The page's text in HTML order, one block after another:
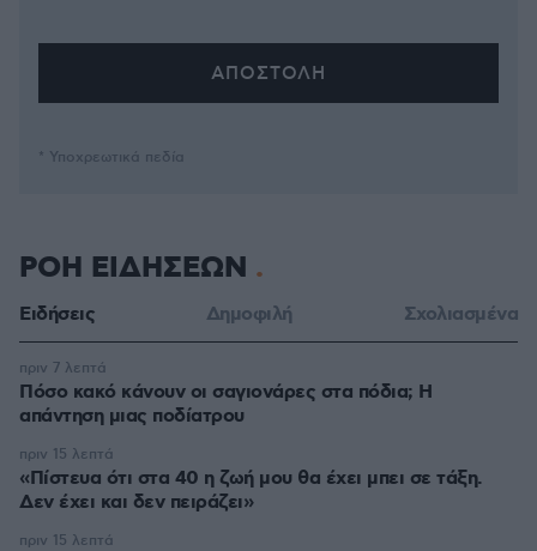
* Υποχρεωτικά πεδία
ΡΟΗ ΕΙΔΗΣΕΩΝ
Ειδήσεις Δημοφιλή Σχολιασμένα
Πόσο κακό κάνουν οι σαγιονάρες στα πόδια; Η
απάντηση μιας ποδίατρου
πριν 7 λεπτά
«Πίστευα ότι στα 40 η ζωή μου θα έχει μπει σε τάξη.
Δεν έχει και δεν πειράζει»
πριν 15 λεπτά
πριν 15 λεπτά